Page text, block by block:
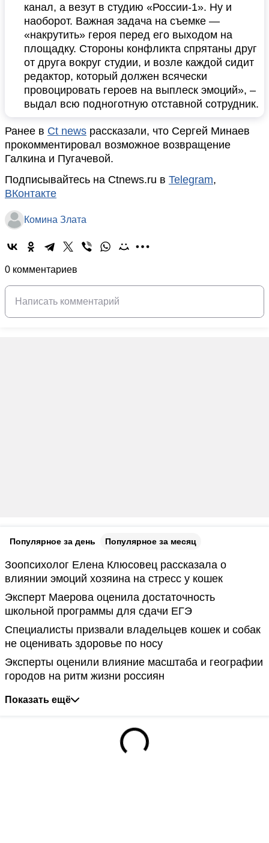
канал, а везут в студию «России-1». Ну и
наоборот. Важная задача на съемке —
«накрутить» героя перед его выходом на
площадку. Стороны конфликта спрятаны друг
от друга вокруг студии, и возле каждой сидит
редактор, который должен всячески
провоцировать героев на выплеск эмоций», –
выдал всю подноготную отставной сотрудник.
Ранее в Ct news рассказали, что Сергей Минаев
прокомментировал возможное возвращение
Галкина и Пугачевой.
Подписывайтесь на Ctnews.ru в Telegram,
ВКонтакте
Комина Злата
0 комментариев
Популярное за день Популярное за месяц
Зоопсихолог Елена Клюсовец рассказала о
влиянии эмоций хозяина на стресс у кошек
Эксперт Маерова оценила достаточность
школьной программы для сдачи ЕГЭ
Специалисты призвали владельцев кошек и собак
не оценивать здоровье по носу
Эксперты оценили влияние масштаба и географии
городов на ритм жизни россиян
Показать ещё